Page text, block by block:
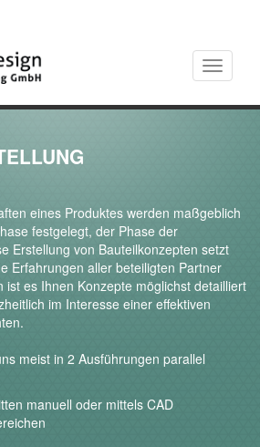
Toggle
eines Produktes werden maßgeblich
festgelegt, der Phase der
Erstellung von Bauteilkonzepten setzt
Erfahrungen aller beteiligten Partner
ist es Ihnen Konzepte möglichst detailliert
im Interesse einer effektiven
meist in 2 Ausführungen parallel
manuell oder mittels CAD